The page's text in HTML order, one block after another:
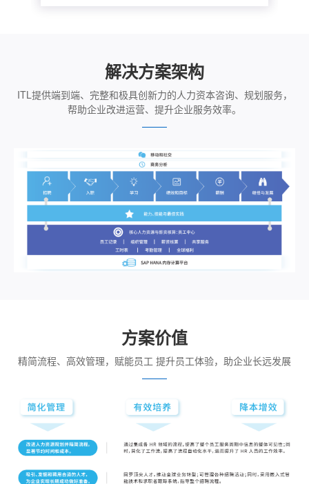
解决方案架构
ITL提供端到端、完整和极具创新力的人力资本咨询、规划服务，
帮助企业改进运营、提升企业服务效率。
方案价值
精简流程、高效管理，赋能员工 提升员工体验，助企业长远发展